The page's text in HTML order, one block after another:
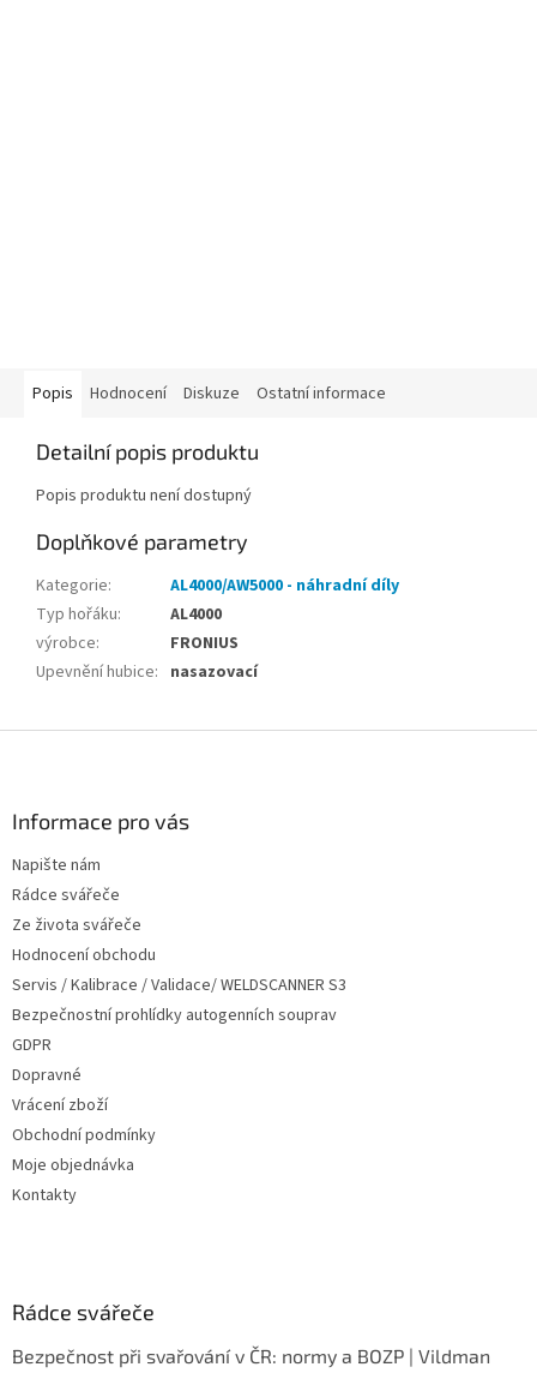
Popis Hodnocení Diskuze Ostatní informace
Detailní popis produktu
Popis produktu není dostupný
Doplňkové parametry
Kategorie:
AL4000/AW5000 - náhradní díly
Typ hořáku:
AL4000
výrobce:
FRONIUS
Upevnění hubice: nasazovací
Informace pro vás
Napište nám
Rádce svářeče
Ze života svářeče
Hodnocení obchodu
Servis / Kalibrace / Validace/ WELDSCANNER S3
Bezpečnostní prohlídky autogenních souprav
GDPR
Dopravné
Vrácení zboží
Obchodní podmínky
Moje objednávka
Kontakty
Rádce svářeče
Bezpečnost při svařování v ČR: normy a BOZP | Vildman